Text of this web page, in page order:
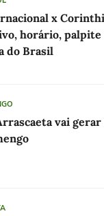
x
horário, palpite
do Brasil
vai